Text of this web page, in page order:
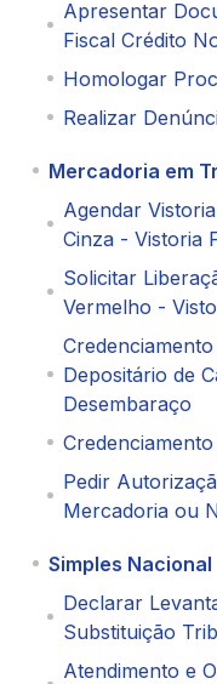
Apresentar
Fiscal Crédito
Homologar
Realizar
Mercadoria em
Agendar
Cinza - Vistoria
Solicitar
Vermelho -
Depositário de
Desembaraço
Pedir
Mercadoria ou
Simples Nacional
Declarar
Substituição
Atendimento e